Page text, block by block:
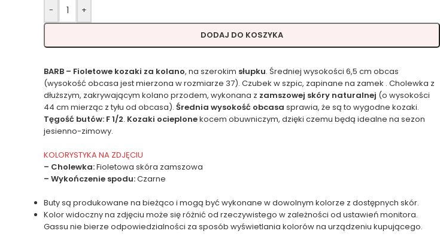
- +
DODAJ DO KOSZYKA
BARB – Fioletowe kozaki za kolano, na szerokim słupku. Średniej wysokości 6,5 cm obcas
(wysokość obcasa jest mierzona w rozmiarze 37). Czubek w szpic, zapinane na zamek . Cholewka z
dłuższym, zakrywającym kolano przodem, wykonana z zamszowej skóry naturalnej (o wysokości
44 cm mierząc z tyłu od obcasa). Średnia wysokość obcasa sprawia, że są to wygodne kozaki.
Tęgość butów: F 1/2. Kozaki ocieplonekocem obuwniczym, dzięki czemu będą idealne na sezon
jesienno-zimowy.
KOLORYSTYKA NA ZDJĘCIU
– Cholewka:Fioletowa skóra zamszowa
– Wykończenie spodu:Czarne
Buty są produkowane na bieżąco i mogą być wykonane w dowolnym kolorze z dostępnych skór.
Kolor widoczny na zdjęciu może się różnić od rzeczywistego w zależności od ustawień monitora.
Gassu nie bierze odpowiedzialności za sposób wyświetlania kolorów na urządzeniu kupującego.